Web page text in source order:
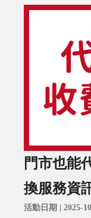
門市也能
換服務資
活動日期 | 2025-